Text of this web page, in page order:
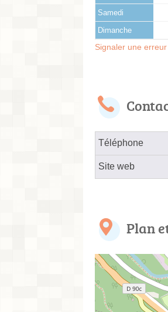
Samedi
Dimanche
Signaler une erreur
Téléphone
Site web
Plan